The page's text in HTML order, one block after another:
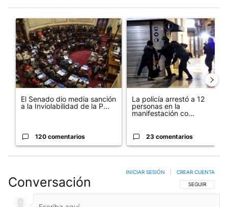
Este listado muestra los artículos con más comentarios en los
Un artículo de tendencia con el título "El Senado dio media
El Senado dio media sanción
a la Inviolabilidad de la P...
120 comentarios
Un artículo de tendencia con
La policía arrestó a 12
personas en la
manifestación co...
23 comentarios
Conversación SIGA ESTA
SEGUIR
INICIAR SESIÓN CREAR CUENTA